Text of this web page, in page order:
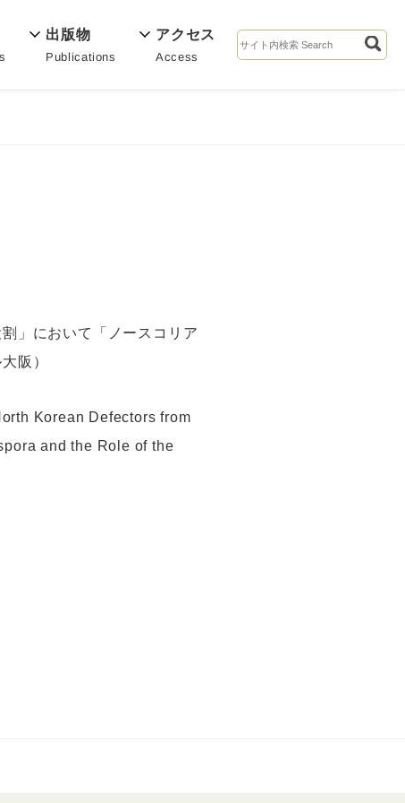
出版物
Publications
アクセス
Access
」において「ノースコリア
阪）
Korean Defectors from
and the Role of the